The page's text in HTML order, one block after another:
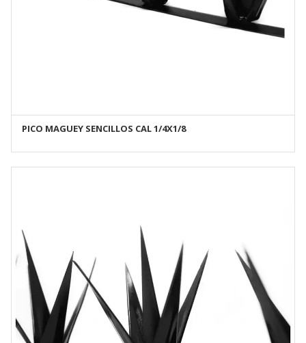
AÑADIR AL CARRITO
PICO MAGUEY SENCILLOS CAL 1/4X1/8